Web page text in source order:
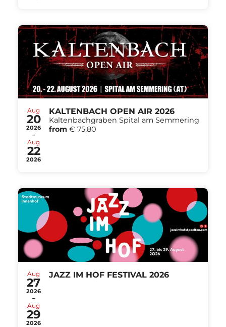
Aug
20
2026
-
Aug
22
2026
KALTENBACH OPEN AIR 2026
Kaltenbachgraben Spital am Semmering
from € 75,80
Aug
27
2026
-
Aug
29
2026
JAZZ IM HOF FESTIVAL 2026